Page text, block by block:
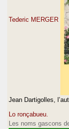
Tederic MERGER
Jean Dartigolles,
Lo ronçabueu.
Les noms gascons